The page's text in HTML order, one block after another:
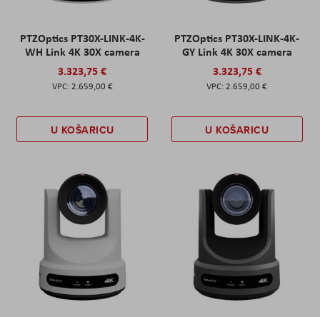
PTZOptics PT30X-LINK-4K-
WH Link 4K 30X camera
3.323,75 €
2.659,00 €
U KOŠARICU
PTZOptics PT30X-LINK-4K-
GY Link 4K 30X camera
3.323,75 €
2.659,00 €
U KOŠARICU